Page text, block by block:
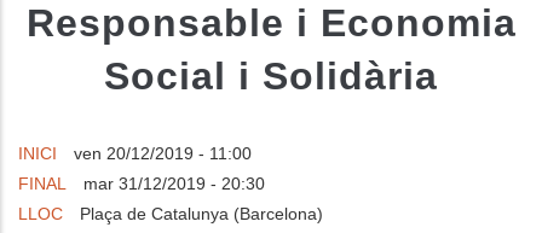
Responsable i Economia
Social i Solidària
INICI
ven 20/12/2019 - 11:00
FINAL
mar 31/12/2019 - 20:30
LLOC
Plaça de Catalunya (Barcelona)